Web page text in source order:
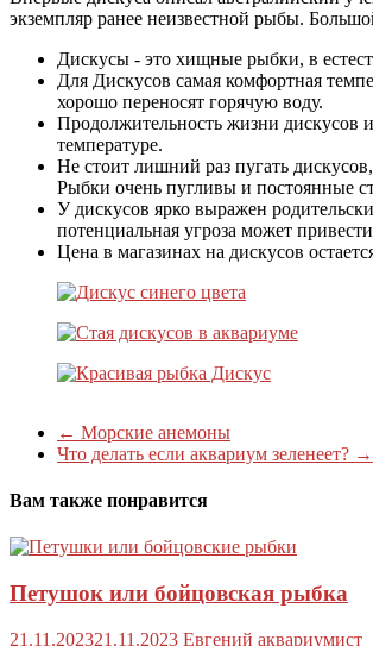
экземпляр ранее неизвестной рыбы.
Дискусы - это хищные рыбки, в
Для Дискусов самая комфортная
хорошо переносят горячую воду.
Продолжительность жизни дискусов
температуре.
Не стоит лишний раз пугать
Рыбки очень пугливы и постоянные
У дискусов ярко выражен
потенциальная угроза может
Цена в магазинах на дискусов
← Морские анемоны
Что делать если аквариум зеленеет? →
Вам также понравится
Петушок или бойцовская рыбка
21.11.202321.11.2023 Евгений аквариумист